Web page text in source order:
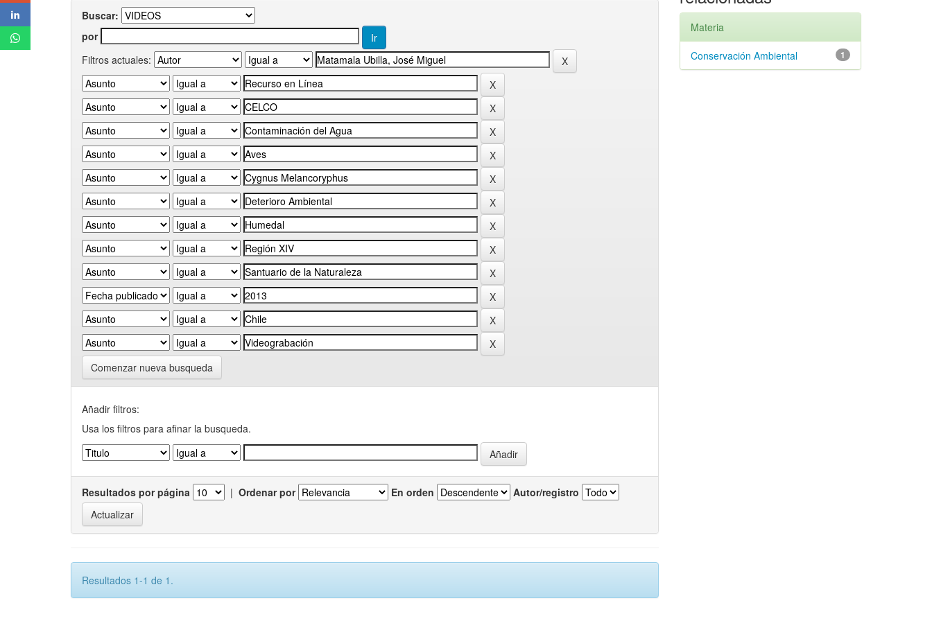
Buscar:
por
Filtros actuales:
Comenzar nueva busqueda
Añadir filtros:
Usa los filtros para afinar la busqueda.
Resultados por página | Ordenar por En orden Autor/registro
Resultados 1-1 de 1.
Materia
1
Conservación Ambiental